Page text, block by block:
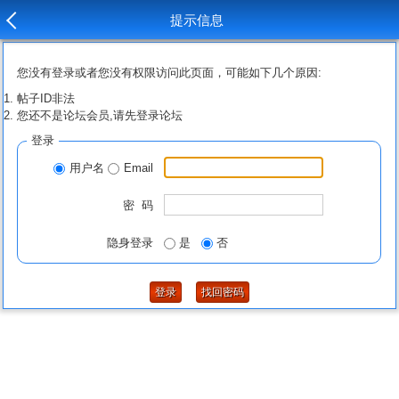
提示信息
您没有登录或者您没有权限访问此页面，可能如下几个原因:
帖子ID非法
您还不是论坛会员,请先登录论坛
登录
用户名 Email
密 码
隐身登录 是 否